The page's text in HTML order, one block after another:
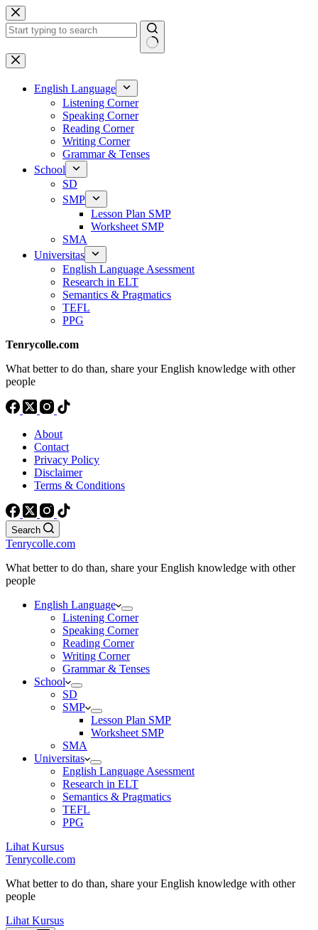
Skip
to
content
No
results
English Language
Listening Corner
Speaking Corner
Reading Corner
Writing Corner
Grammar & Tenses
School
SD
SMP
Lesson Plan SMP
Worksheet SMP
SMA
Universitas
English Language Asessment
Research in ELT
Semantics & Pragmatics
TEFL
PPG
Tenrycolle.com
What better to do than, share your English knowledge with other
people
About
Contact
Privacy Policy
Disclaimer
Terms & Conditions
Search
Tenrycolle.com
What better to do than, share your English knowledge with other
people
English Language
Listening Corner
Speaking Corner
Reading Corner
Writing Corner
Grammar & Tenses
School
SD
SMP
Lesson Plan SMP
Worksheet SMP
SMA
Universitas
English Language Asessment
Research in ELT
Semantics & Pragmatics
TEFL
PPG
Lihat Kursus
Tenrycolle.com
What better to do than, share your English knowledge with other
people
Lihat Kursus